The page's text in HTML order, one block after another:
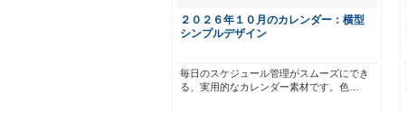
２０２６年１０月のカレンダー：横型
シンプルデザイン
毎日のスケジュール管理がスムーズにでき
る、実用的なカレンダー素材です。色…